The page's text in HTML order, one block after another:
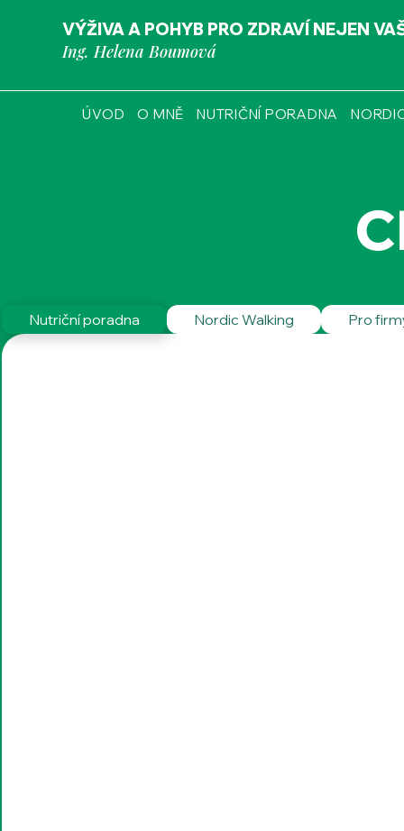
VÝŽIVA A POHYB PRO ZDRAVÍ NEJEN
Ing. Helena Boumová
ÚVOD O MNĚ NUTRIČNÍ PORADNA
Nutriční poradna Nordic Walking Pro